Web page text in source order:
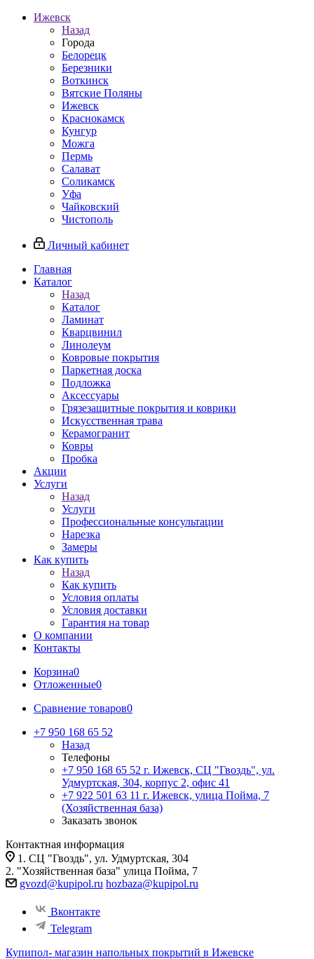
Ижевск
Назад
Города
Белорецк
Березники
Воткинск
Вятские Поляны
Ижевск
Краснокамск
Кунгур
Можга
Пермь
Салават
Соликамск
Уфа
Чайковский
Чистополь
Личный кабинет
Главная
Каталог
Назад
Каталог
Ламинат
Кварцвинил
Линолеум
Ковровые покрытия
Паркетная доска
Подложка
Аксессуары
Грязезащитные покрытия и коврики
Искусственная трава
Керамогранит
Ковры
Пробка
Акции
Услуги
Назад
Услуги
Профессиональные консультации
Нарезка
Замеры
Как купить
Назад
Как купить
Условия оплаты
Условия доставки
Гарантия на товар
О компании
Контакты
Корзина0
Отложенные0
Сравнение товаров0
+7 950 168 65 52
Назад
Телефоны
+7 950 168 65 52 г. Ижевск, СЦ "Гвоздь", ул.
Удмуртская, 304, корпус 2, офис 41
+7 922 501 63 11 г. Ижевск, улица Пойма, 7
(Хозяйственная база)
Заказать звонок
Контактная информация
1. СЦ "Гвоздь", ул. Удмуртская, 304
2. "Хозяйственная база" улица Пойма, 7
gvozd@kupipol.ru hozbaza@kupipol.ru
Вконтакте
Telegram
Купипол- магазин напольных покрытий в Ижевске